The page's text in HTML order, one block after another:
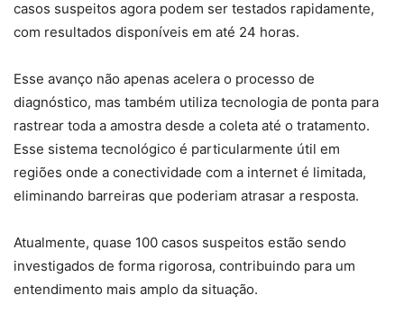
casos suspeitos agora podem ser testados rapidamente,
com resultados disponíveis em até 24 horas.
Esse avanço não apenas acelera o processo de
diagnóstico, mas também utiliza tecnologia de ponta para
rastrear toda a amostra desde a coleta até o tratamento.
Esse sistema tecnológico é particularmente útil em
regiões onde a conectividade com a internet é limitada,
eliminando barreiras que poderiam atrasar a resposta.
Atualmente, quase 100 casos suspeitos estão sendo
investigados de forma rigorosa, contribuindo para um
entendimento mais amplo da situação.